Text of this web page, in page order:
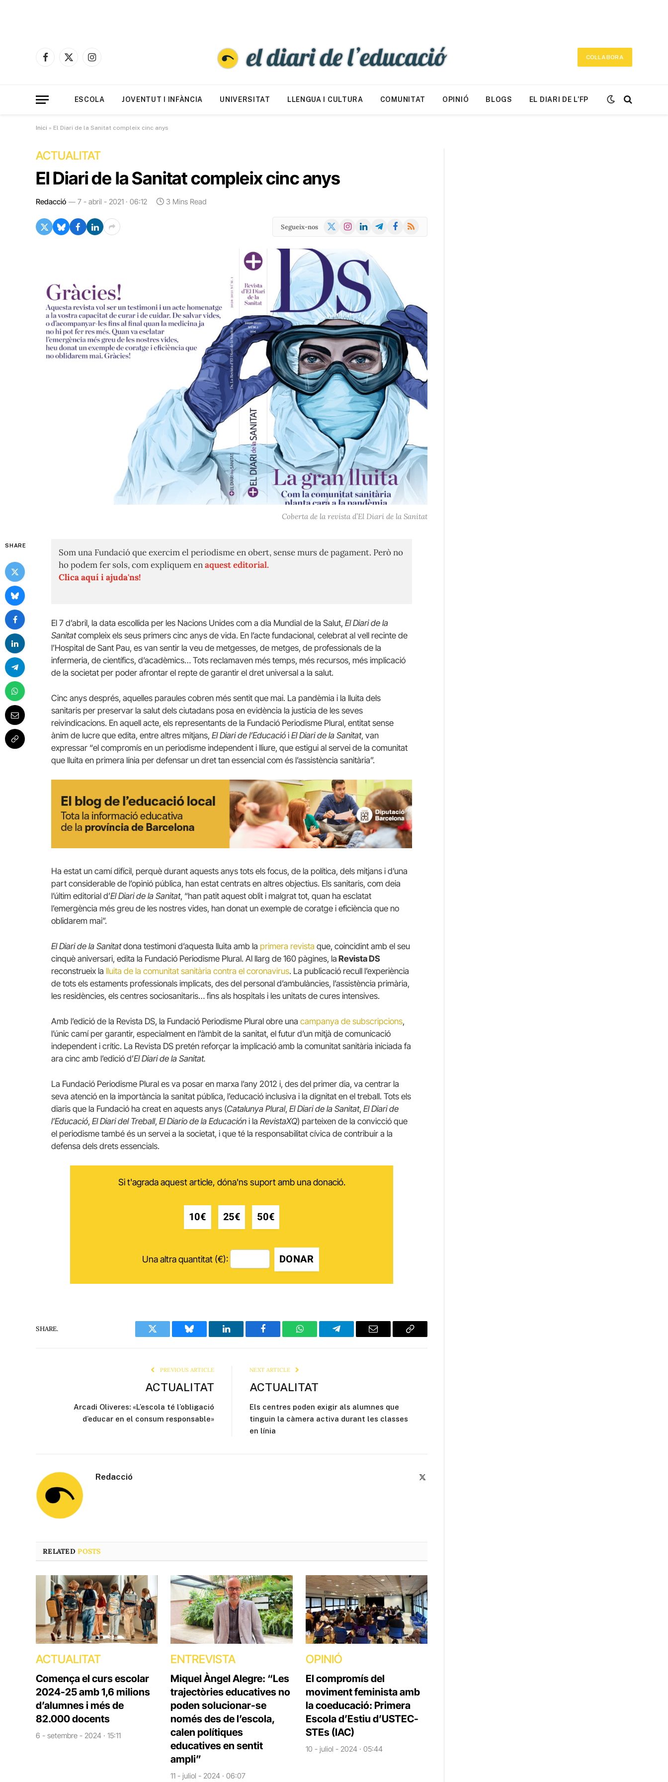
Facebook
X
Instagram
COL·LABORA
ESCOLA JOVENTUT I INFÀNCIA UNIVERSITAT LLENGUA I CULTURA COMUNITAT OPINIÓ BLOGS EL DIARI DE L’FP
Inici » El Diari de la Sanitat compleix cinc anys
ACTUALITAT
El Diari de la Sanitat compleix cinc anys
Redacció 7 - abril - 2021 · 06:12 3 Mins Read
Segueix-nos
X
Instagram
LinkedInTelegramFacebook
RSS
Coberta de la revista d’El Diari de la Sanitat
SHARE
Som una Fundació que exercim el periodisme en obert, sense murs de pagament. Però no
ho podem fer sols, com expliquem enaquest editorial.
Clica aquí i ajuda'ns!
El 7 d’abril, la data escollida per les Nacions Unides com a dia Mundial de la Salut, El Diari de la
Sanitatcompleix els seus primers cinc anys de vida. En l’acte fundacional, celebrat al vell recinte de
l’Hospital de Sant Pau, es van sentir la veu de metgesses, de metges, de professionals de la
infermeria, de científics, d’acadèmics… Tots reclamaven més temps, més recursos, més implicació
de la societat per poder afrontar el repte de garantir el dret universal a la salut.
Cinc anys després, aquelles paraules cobren més sentit que mai. La pandèmia i la lluita dels
sanitaris per preservar la salut dels ciutadans posa en evidència la justícia de les seves
reivindicacions. En aquell acte, els representants de la Fundació Periodisme Plural, entitat sense
ànim de lucre que edita, entre altres mitjans, El Diari de l’Educació i El Diari de la Sanitat, van
expressar “el compromís en un periodisme independent i lliure, que estigui al servei de la comunitat
que lluita en primera línia per defensar un dret tan essencial com és l’assistència sanitària”.
Ha estat un camí difícil, perquè durant aquests anys tots els focus, de la política, dels mitjans i d’una
part considerable de l’opinió pública, han estat centrats en altres objectius. Els sanitaris, com deia
l’últim editorial d’El Diari de la Sanitat, “han patit aquest oblit i malgrat tot, quan ha esclatat
l’emergència més greu de les nostres vides, han donat un exemple de coratge i eficiència que no
oblidarem mai”.
El Diari de la Sanitatdona testimoni d’aquesta lluita amb la primera revista que, coincidint amb el seu
cinquè aniversari, edita la Fundació Periodisme Plural. Al llarg de 160 pàgines, la Revista DS
reconstrueix la lluita de la comunitat sanitària contra el coronavirus. La publicació recull l’experiència
de tots els estaments professionals implicats, des del personal d’ambulàncies, l’assistència primària,
les residències, els centres sociosanitaris… fins als hospitals i les unitats de cures intensives.
Amb l’edició de la Revista DS, la Fundació Periodisme Plural obre una campanya de subscripcions,
l’únic camí per garantir, especialment en l’àmbit de la sanitat, el futur d’un mitjà de comunicació
independent i crític. La Revista DS pretén reforçar la implicació amb la comunitat sanitària iniciada fa
ara cinc amb l’edició d’El Diari de la Sanitat.
La Fundació Periodisme Plural es va posar en marxa l’any 2012 i, des del primer dia, va centrar la
seva atenció en la importància la sanitat pública, l’educació inclusiva i la dignitat en el treball. Tots els
diaris que la Fundació ha creat en aquests anys (Catalunya Plural, El Diari de la Sanitat, El Diari de
l’Educació, El Diari del Treball, El Diario de la Educación i la RevistaXQ) parteixen de la convicció que
el periodisme també és un servei a la societat, i que té la responsabilitat cívica de contribuir a la
defensa dels drets essencials.
Si t'agrada aquest article, dóna'ns suport amb una donació.
10€ 25€ 50€
Una altra quantitat (€): DONAR
SHARE.
Twitter Bluesky LinkedIn Facebook WhatsAppTelegram Email
Copy
PREVIOUS ARTICLE
ACTUALITAT
Arcadi Oliveres: «L’escola té l’obligació
d’educar en el consum responsable»
NEXT ARTICLE
ACTUALITAT
Els centres poden exigir als alumnes que
tinguin la càmera activa durant les classes
en línia
Redacció
RELATEDPOSTS
ACTUALITAT
Comença el curs escolar
2024-25 amb 1,6 milions
d’alumnes i més de
82.000 docents
6 - setembre - 2024 · 15:11
ENTREVISTA
Miquel Àngel Alegre: “Les
trajectòries educatives no
poden solucionar-se
només des de l’escola,
calen polítiques
educatives en sentit
ampli”
11 - juliol - 2024 · 06:07
OPINIÓ
El compromís del
moviment feminista amb
la coeducació: Primera
Escola d’Estiu d’USTEC-
STEs (IAC)
10 - juliol - 2024 · 05:44